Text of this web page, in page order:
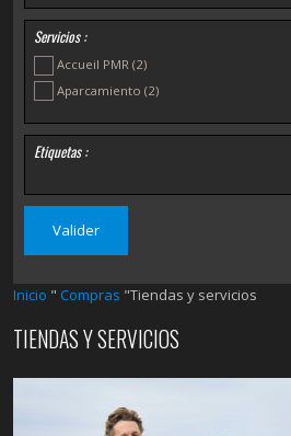
Mobiliario y Decoración(1)
Antiquaires et Brocantes
Productores locales, Circuitos judiciales
Productos biológicos
Servicios :
Accueil PMR(2)
Aparcamiento(2)
Etiquetas :
Inicio " Compras "Tiendas y servicios
TIENDAS Y SERVICIOS